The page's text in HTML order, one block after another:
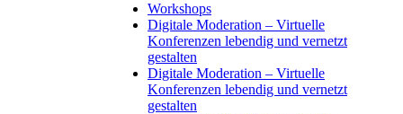
Workshops
Digitale Moderation – Virtuelle
Konferenzen lebendig und vernetzt
gestalten
Digitale Moderation – Virtuelle
Konferenzen lebendig und vernetzt
gestalten